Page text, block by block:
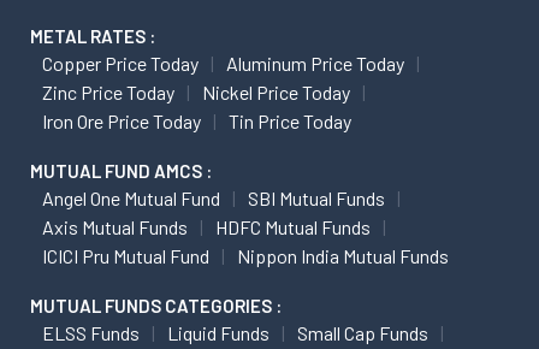
METAL RATES :
Copper Price Today
Aluminum Price Today
Zinc Price Today
Nickel Price Today
Iron Ore Price Today
Tin Price Today
MUTUAL FUND AMCS :
Angel One Mutual Fund
SBI Mutual Funds
Axis Mutual Funds
HDFC Mutual Funds
ICICI Pru Mutual Fund
Nippon India Mutual Funds
MUTUAL FUNDS CATEGORIES :
ELSS Funds Liquid Funds
Small Cap Funds